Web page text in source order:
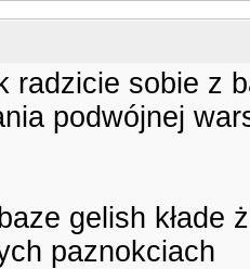
radzicie sobie z
podwójnej
gelish kłade
paznokciach